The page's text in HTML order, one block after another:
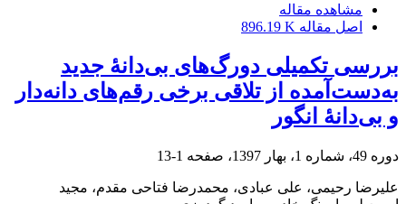
مشاهده مقاله
اصل مقاله 896.19 K
بررسی تکمیلی دورگ‌های بی‌دانۀ جدید
به‌دست‌آمده از تلاقی برخی رقم‌های دانه‌دار
و بی‌دانۀ انگور
دوره 49، شماره 1، بهار 1397، صفحه 1-13
علیرضا رحیمی، علی عبادی، محمدرضا فتاحی مقدم، مجید